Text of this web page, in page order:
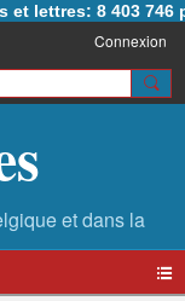
lettres: 8 403 746
Connexion